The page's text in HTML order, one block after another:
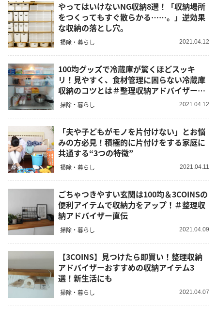
やってはいけないNG収納8選！「収納場所
をつくってもすぐ散らかる……。」逆効果
な収納の落とし穴。
掃除・暮らし 2021.04.12
100均グッズで冷蔵庫が驚くほどスッキ
リ！見やすく、食材管理に困らない冷蔵庫
収納のコツとは＃整理収納アドバイザー直
伝
掃除・暮らし 2021.04.12
「夫や子どもがモノを片付けない」とお悩
みの方必見！積極的に片付けをする家庭に
共通する“3つの特徴”
掃除・暮らし 2021.04.11
ごちゃつきやすい玄関は100均＆3COINSの
便利アイテムで収納力をアップ！＃整理収
納アドバイザー直伝
掃除・暮らし 2021.04.09
【3COINS】見つけたら即買い！整理収納
アドバイザーおすすめの収納アイテム3
選！新生活にも
掃除・暮らし 2021.04.07